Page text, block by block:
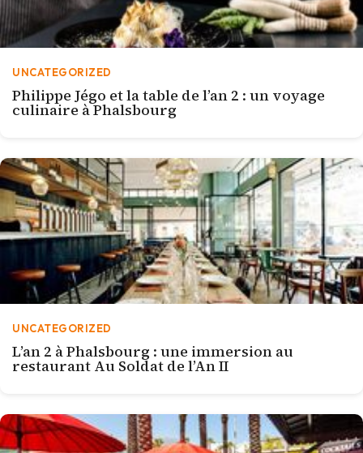
UNCATEGORIZED
Philippe Jégo et la table de l’an 2 : un voyage
culinaire à Phalsbourg
UNCATEGORIZED
L’an 2 à Phalsbourg : une immersion au
restaurant Au Soldat de l’An II